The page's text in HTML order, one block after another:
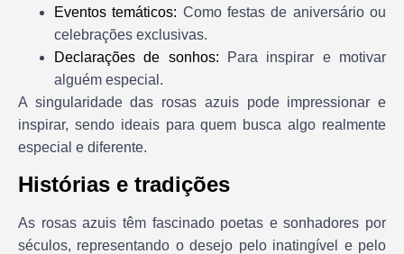
Eventos temáticos: Como festas de aniversário ou
celebrações exclusivas.
Declarações de sonhos: Para inspirar e motivar
alguém especial.
A singularidade das rosas azuis pode impressionar e
inspirar, sendo ideais para quem busca algo realmente
especial e diferente.
Histórias e tradições
As rosas azuis têm fascinado poetas e sonhadores por
séculos, representando o desejo pelo inatingível e pelo